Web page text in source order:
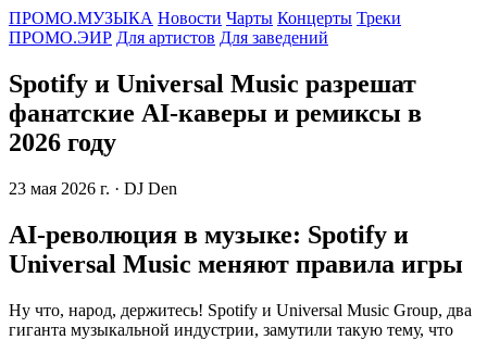
ПРОМО.МУЗЫКА Новости Чарты Концерты Треки
ПРОМО.ЭИР Для артистов Для заведений
Spotify и Universal Music разрешат
фанатские AI-каверы и ремиксы в
2026 году
23 мая 2026 г. · DJ Den
AI-революция в музыке: Spotify и
Universal Music меняют правила игры
Ну что, народ, держитесь! Spotify и Universal Music Group, два
гиганта музыкальной индустрии, замутили такую тему, что